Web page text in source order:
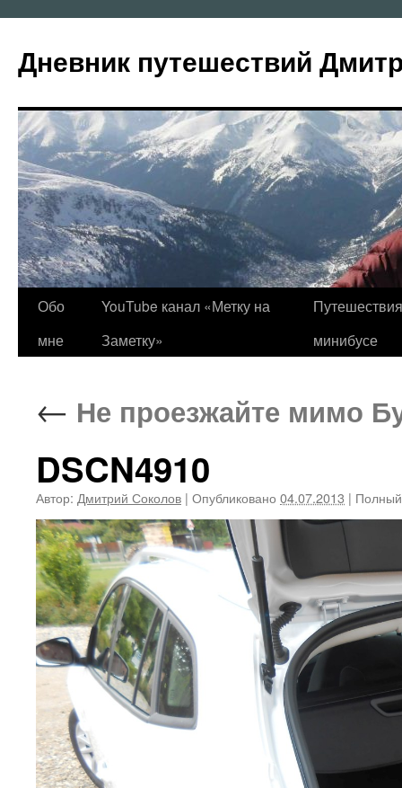
содержимому
Дневник путешествий
Обо
мне
YouTube канал «Метку на
Заметку»
минибусе
← Не проезжайте мимо
DSCN4910
Автор: Дмитрий Соколов | Опубликовано 04.07.2013 |